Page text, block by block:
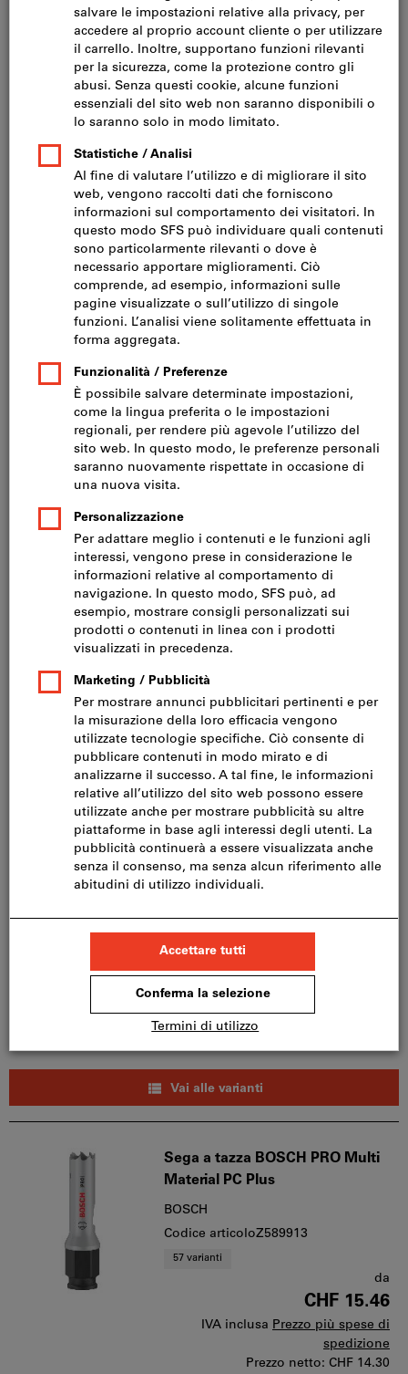
Lame per sega (289)
Filtra e ordina
prodotti
Prodotti
Più venduto Sega a tazza in bimetallo
Codice articolo589010
50 varianti
IVA inclusa
spedizione
Prezzo netto:
Vai alle varianti
Sconto
gattuccio
Codice articolo588600
6 varianti
spedizione
Prezzo netto:
Vai alle varianti
Sega a tazza in bimetallo
LENOX®
52 varianti
CHF 18.21
IVA inclusa
Prezzo netto:
Vai alle varianti
Sega a tazza BOSCH PRO Multi
Material PC Plus
BOSCH
Codice articoloZ589913
57 varianti
da
CHF 15.46
IVA inclusa Prezzo più spese di
spedizione
Prezzo netto: CHF 14.30